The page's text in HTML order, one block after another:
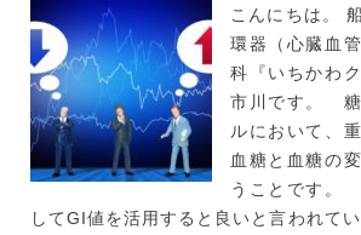
こんにちは。
環器（心臓血
科『いちかわ
市川です。 糖
ルにおいて、
血糖と血糖の
うことです。
してGI値を活用すると良いと言われて